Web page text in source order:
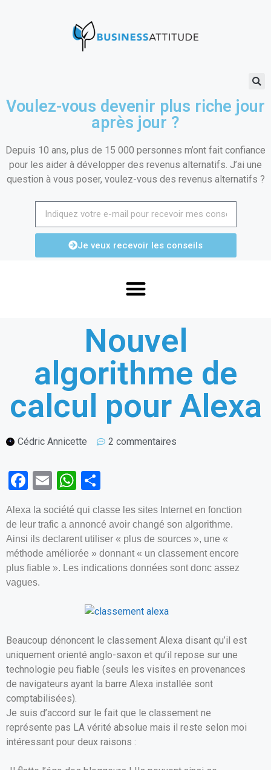
Voulez-vous devenir plus riche jour
après jour ?
Depuis 10 ans, plus de 15 000 personnes m’ont fait confiance
pour les aider à développer des revenus alternatifs. J’ai une
question à vous poser, voulez-vous des revenus alternatifs ?
Je veux recevoir les conseils
Nouvel
algorithme de
calcul pour Alexa
Cédric Annicette 2 commentaires
F
a
ce
b
o
o
E
m
ail
W
at
s
A
p
ta
g
er
Alexa la société qui classe les sites Internet en fonction
de leur trafic a annoncé avoir changé son algorithme.
Ainsi ils declarent utiliser « plus de sources », une «
méthode améliorée » donnant « un classement encore
plus fiable ». Les indications données sont donc assez
vagues.
Beaucoup dénoncent le classement Alexa disant qu’il est
uniquement orienté anglo-saxon et qu’il repose sur une
technologie peu fiable (seuls les visites en provenances
de navigateurs ayant la barre Alexa installée sont
comptabilisées).
Je suis d’accord sur le fait que le classement ne
représente pas LA vérité absolue mais il reste selon moi
intéressant pour deux raisons :